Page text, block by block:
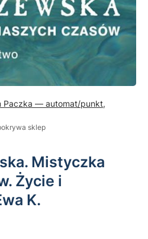
Paczka — automat/punkt,
sklep
Mistyczka
Życie i
K.